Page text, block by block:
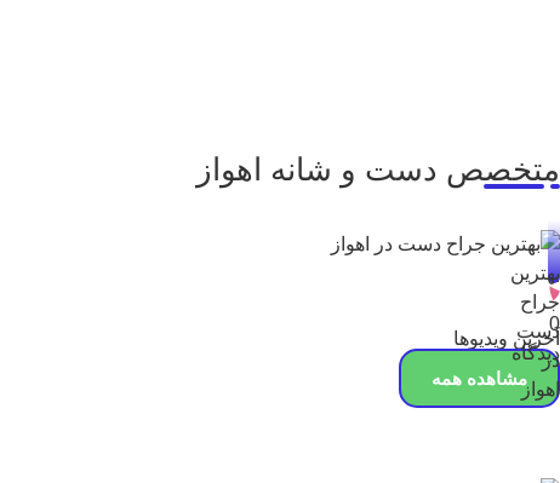
متخصص دست و شانه اهواز
0
دیدگاه
بهترین
جراح
دست
در
اهواز
آخرین ویدیوها
مشاهده همه